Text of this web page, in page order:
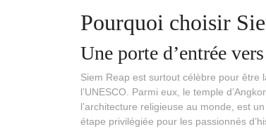
Pourquoi choisir
Une porte d’entrée
Siem Reap est surtout célèbre pour être
l’UNESCO. Parmi eux, le temple
l’architecture religieuse au monde, est
étape privilégiée pour les passionnés